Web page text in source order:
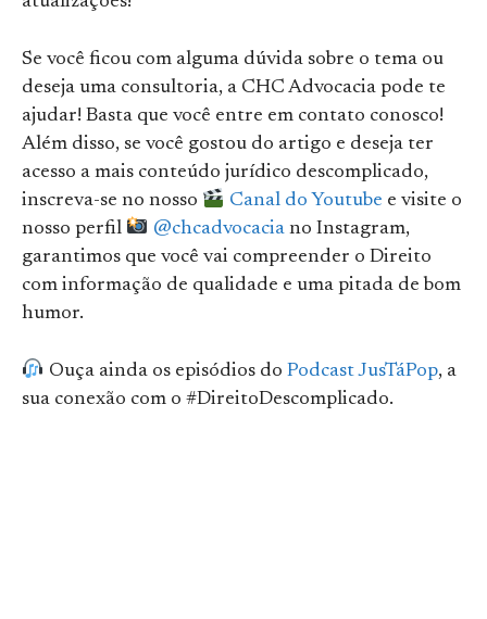
Se você ficou com alguma dúvida sobre o tema ou
deseja uma consultoria, a CHC Advocacia pode te
ajudar! Basta que você entre em contato conosco!
Além disso, se você gostou do artigo e deseja ter
acesso a mais conteúdo jurídico descomplicado,
inscreva-se no nosso
Canal do Youtube e visite o
nosso perfil
@chcadvocaciano Instagram,
garantimos que você vai compreender o Direito
com informação de qualidade e uma pitada de bom
humor.
Ouça ainda os episódios do Podcast JusTáPop, a
sua conexão com o #DireitoDescomplicado.